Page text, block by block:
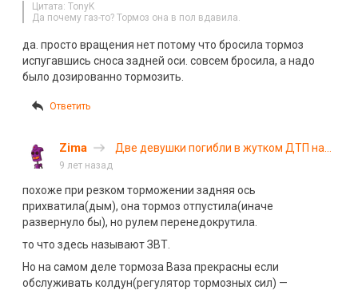
Цитата: TonyK
Да почему газ-то? Тормоз она в пол вдавила.
да. просто вращения нет потому что бросила тормоз
испугавшись сноса задней оси. совсем бросила, а надо
было дозированно тормозить.
Ответить
Zima
Две девушки погибли в жутком ДТП на
9 лет назад
похоже при резком торможении задняя ось
прихватила(дым), она тормоз отпустила(иначе
развернуло бы), но рулем перенедокрутила.
то что здесь называют ЗВТ.
Но на самом деле тормоза Ваза прекрасны если
обслуживать колдун(регулятор тормозных сил) —